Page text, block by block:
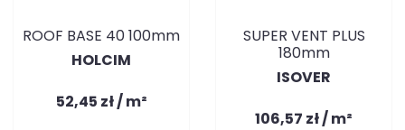
ROOF BASE 40 100mm
HOLCIM
52,45 zł / m²
SUPER VENT PLUS
180mm
ISOVER
106,57 zł / m²